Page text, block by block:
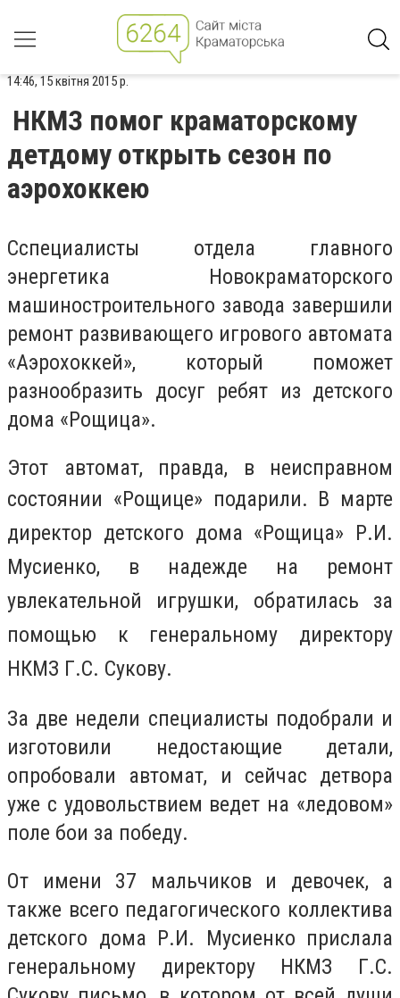
14:46, 15 квітня 2015 р.
НКМЗ помог краматорскому
детдому открыть сезон по
аэрохоккею
Cспециалисты отдела главного
энергетика Новокраматорского
машиностроительного завода завершили
ремонт развивающего игрового автомата
«Аэрохоккей», который поможет
разнообразить досуг ребят из детского
дома «Рощица».
Этот автомат, правда, в неисправном
состоянии «Рощице» подарили. В марте
директор детского дома «Рощица» Р.И.
Мусиенко, в надежде на ремонт
увлекательной игрушки, обратилась за
помощью к генеральному директору
НКМЗ Г.С. Сукову.
За две недели специалисты подобрали и
изготовили недостающие детали,
опробовали автомат, и сейчас детвора
уже с удовольствием ведет на «ледовом»
поле бои за победу.
От имени 37 мальчиков и девочек, а
также всего педагогического коллектива
детского дома Р.И. Мусиенко прислала
генеральному директору НКМЗ Г.С.